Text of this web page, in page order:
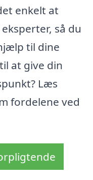
enkelt at
så du
til dine
at give din
Læs
fordelene ved